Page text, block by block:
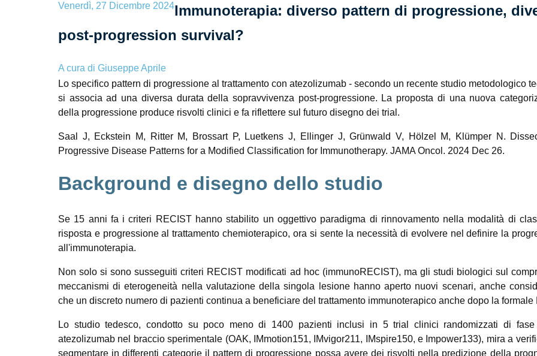
Venerdì, 27 Dicembre 2024Immunoterapia: diverso pattern di progressione,
post-progression survival?
A cura di Giuseppe Aprile
Lo specifico pattern di progressione al trattamento con atezolizumab - secondo un recente studio metodologico
si associa ad una diversa durata della sopravvivenza post-progressione. La proposta di una nuova
della progressione produce risvolti clinici e fa riflettere sul futuro disegno dei trial.
Saal J, Eckstein M, Ritter M, Brossart P, Luetkens J, Ellinger J, Grünwald V, Hölzel M, Klümper N.
Progressive Disease Patterns for a Modified Classification for Immunotherapy. JAMA Oncol. 2024 Dec 26.
Background e disegno dello studio
Se 15 anni fa i criteri RECIST hanno stabilito un oggettivo paradigma di rinnovamento nella modalità di
risposta e progressione al trattamento chemioterapico, ora si sente la necessità di evolvere nel definire la
all'immunoterapia.
Non solo si sono susseguiti criteri RECIST modificati ad hoc (immunoRECIST), ma gli studi biologici sul
meccanismi di eterogeneità nella valutazione della singola lesione hanno aperto nuovi scenari, anche
che un discreto numero di pazienti continua a beneficiare del trattamento immunoterapico anche dopo la formale
Lo studio tedesco, condotto su poco meno di 1400 pazienti inclusi in 5 trial clinici randomizzati di
atezolizumab nel braccio sperimentale (OAK, IMmotion151, IMvigor211, IMspire150, e Impower133), mira a
segmentare in differenti categorie il pattern di progressione possa avere dei risvolti nella predizione della